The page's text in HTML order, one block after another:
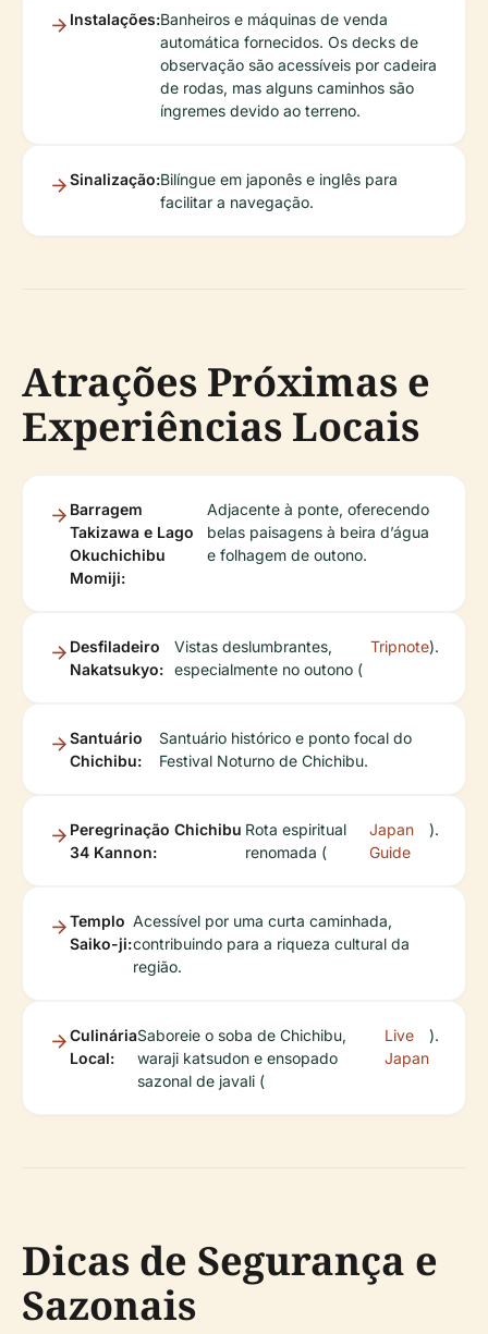
Instalações:Banheiros e máquinas de venda
automática fornecidos. Os decks de
observação são acessíveis por cadeira
de rodas, mas alguns caminhos são
íngremes devido ao terreno.
Sinalização:Bilíngue em japonês e inglês para
facilitar a navegação.
Atrações Próximas e
Experiências Locais
Barragem
Takizawa e Lago
Okuchichibu
Momiji:
Adjacente à ponte, oferecendo
belas paisagens à beira d’água
e folhagem de outono.
Desfiladeiro
Nakatsukyo:
Vistas deslumbrantes,
especialmente no outono (
Tripnote).
Santuário
Chichibu:
Santuário histórico e ponto focal do
Festival Noturno de Chichibu.
Peregrinação Chichibu
34 Kannon:
Rota espiritual
renomada (
Japan
Guide
).
Templo
Saiko-ji:
Acessível por uma curta caminhada,
contribuindo para a riqueza cultural da
região.
Culinária
Local:
Saboreie o soba de Chichibu,
waraji katsudon e ensopado
sazonal de javali (
Live
Japan
).
Dicas de Segurança e
Sazonais